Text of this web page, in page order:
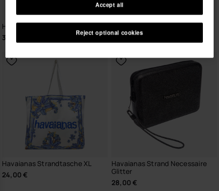
Havaianas Top Charms Flags
3,90 €
Havaianas Strandtasche XL
24,00 €
Havaianas Strand Necessaire
Glitter
28,00 €
Reject optional cookies
Accept all